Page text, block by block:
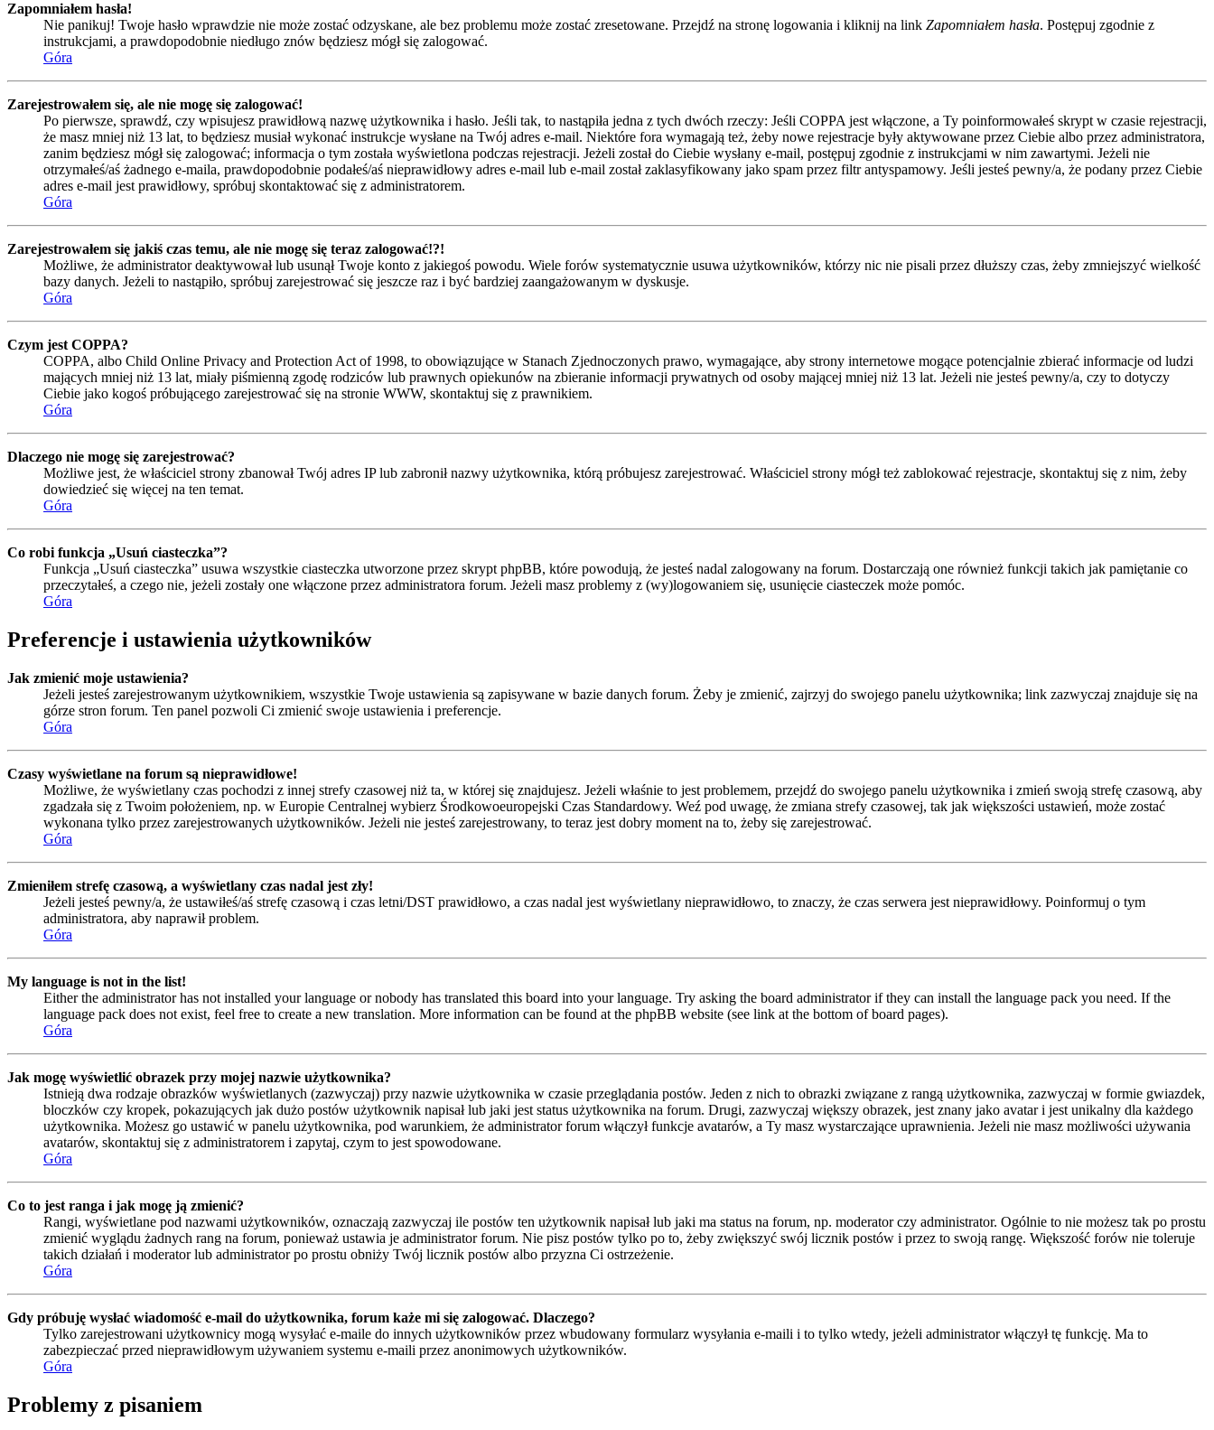
Zapomniałem hasła!
Nie panikuj! Twoje hasło wprawdzie nie może zostać odzyskane, ale bez problemu może zostać zresetowane. Przejdź na stronę logowania i kliknij na link Zapomniałem hasła. Postępuj zgodnie z
instrukcjami, a prawdopodobnie niedługo znów będziesz mógł się zalogować.
Góra
Zarejestrowałem się, ale nie mogę się zalogować!
Po pierwsze, sprawdź, czy wpisujesz prawidłową nazwę użytkownika i hasło. Jeśli tak, to nastąpiła jedna z tych dwóch rzeczy: Jeśli COPPA jest włączone, a Ty poinformowałeś skrypt w czasie rejestracji,
że masz mniej niż 13 lat, to będziesz musiał wykonać instrukcje wysłane na Twój adres e-mail. Niektóre fora wymagają też, żeby nowe rejestracje były aktywowane przez Ciebie albo przez administratora,
zanim będziesz mógł się zalogować; informacja o tym została wyświetlona podczas rejestracji. Jeżeli został do Ciebie wysłany e-mail, postępuj zgodnie z instrukcjami w nim zawartymi. Jeżeli nie
otrzymałeś/aś żadnego e-maila, prawdopodobnie podałeś/aś nieprawidłowy adres e-mail lub e-mail został zaklasyfikowany jako spam przez filtr antyspamowy. Jeśli jesteś pewny/a, że podany przez Ciebie
adres e-mail jest prawidłowy, spróbuj skontaktować się z administratorem.
Góra
Zarejestrowałem się jakiś czas temu, ale nie mogę się teraz zalogować!?!
Możliwe, że administrator deaktywował lub usunął Twoje konto z jakiegoś powodu. Wiele forów systematycznie usuwa użytkowników, którzy nic nie pisali przez dłuższy czas, żeby zmniejszyć wielkość
bazy danych. Jeżeli to nastąpiło, spróbuj zarejestrować się jeszcze raz i być bardziej zaangażowanym w dyskusje.
Góra
Czym jest COPPA?
COPPA, albo Child Online Privacy and Protection Act of 1998, to obowiązujące w Stanach Zjednoczonych prawo, wymagające, aby strony internetowe mogące potencjalnie zbierać informacje od ludzi
mających mniej niż 13 lat, miały piśmienną zgodę rodziców lub prawnych opiekunów na zbieranie informacji prywatnych od osoby mającej mniej niż 13 lat. Jeżeli nie jesteś pewny/a, czy to dotyczy
Ciebie jako kogoś próbującego zarejestrować się na stronie WWW, skontaktuj się z prawnikiem.
Góra
Dlaczego nie mogę się zarejestrować?
Możliwe jest, że właściciel strony zbanował Twój adres IP lub zabronił nazwy użytkownika, którą próbujesz zarejestrować. Właściciel strony mógł też zablokować rejestracje, skontaktuj się z nim, żeby
dowiedzieć się więcej na ten temat.
Góra
Co robi funkcja „Usuń ciasteczka”?
Funkcja „Usuń ciasteczka” usuwa wszystkie ciasteczka utworzone przez skrypt phpBB, które powodują, że jesteś nadal zalogowany na forum. Dostarczają one również funkcji takich jak pamiętanie co
przeczytałeś, a czego nie, jeżeli zostały one włączone przez administratora forum. Jeżeli masz problemy z (wy)logowaniem się, usunięcie ciasteczek może pomóc.
Góra
Preferencje i ustawienia użytkowników
Jak zmienić moje ustawienia?
Jeżeli jesteś zarejestrowanym użytkownikiem, wszystkie Twoje ustawienia są zapisywane w bazie danych forum. Żeby je zmienić, zajrzyj do swojego panelu użytkownika; link zazwyczaj znajduje się na
górze stron forum. Ten panel pozwoli Ci zmienić swoje ustawienia i preferencje.
Góra
Czasy wyświetlane na forum są nieprawidłowe!
Możliwe, że wyświetlany czas pochodzi z innej strefy czasowej niż ta, w której się znajdujesz. Jeżeli właśnie to jest problemem, przejdź do swojego panelu użytkownika i zmień swoją strefę czasową, aby
zgadzała się z Twoim położeniem, np. w Europie Centralnej wybierz Środkowoeuropejski Czas Standardowy. Weź pod uwagę, że zmiana strefy czasowej, tak jak większości ustawień, może zostać
wykonana tylko przez zarejestrowanych użytkowników. Jeżeli nie jesteś zarejestrowany, to teraz jest dobry moment na to, żeby się zarejestrować.
Góra
Zmieniłem strefę czasową, a wyświetlany czas nadal jest zły!
Jeżeli jesteś pewny/a, że ustawiłeś/aś strefę czasową i czas letni/DST prawidłowo, a czas nadal jest wyświetlany nieprawidłowo, to znaczy, że czas serwera jest nieprawidłowy. Poinformuj o tym
administratora, aby naprawił problem.
Góra
My language is not in the list!
Either the administrator has not installed your language or nobody has translated this board into your language. Try asking the board administrator if they can install the language pack you need. If the
language pack does not exist, feel free to create a new translation. More information can be found at the phpBB website (see link at the bottom of board pages).
Góra
Jak mogę wyświetlić obrazek przy mojej nazwie użytkownika?
Istnieją dwa rodzaje obrazków wyświetlanych (zazwyczaj) przy nazwie użytkownika w czasie przeglądania postów. Jeden z nich to obrazki związane z rangą użytkownika, zazwyczaj w formie gwiazdek,
bloczków czy kropek, pokazujących jak dużo postów użytkownik napisał lub jaki jest status użytkownika na forum. Drugi, zazwyczaj większy obrazek, jest znany jako avatar i jest unikalny dla każdego
użytkownika. Możesz go ustawić w panelu użytkownika, pod warunkiem, że administrator forum włączył funkcje avatarów, a Ty masz wystarczające uprawnienia. Jeżeli nie masz możliwości używania
avatarów, skontaktuj się z administratorem i zapytaj, czym to jest spowodowane.
Góra
Co to jest ranga i jak mogę ją zmienić?
Rangi, wyświetlane pod nazwami użytkowników, oznaczają zazwyczaj ile postów ten użytkownik napisał lub jaki ma status na forum, np. moderator czy administrator. Ogólnie to nie możesz tak po prostu
zmienić wyglądu żadnych rang na forum, ponieważ ustawia je administrator forum. Nie pisz postów tylko po to, żeby zwiększyć swój licznik postów i przez to swoją rangę. Większość forów nie toleruje
takich działań i moderator lub administrator po prostu obniży Twój licznik postów albo przyzna Ci ostrzeżenie.
Góra
Gdy próbuję wysłać wiadomość e-mail do użytkownika, forum każe mi się zalogować. Dlaczego?
Tylko zarejestrowani użytkownicy mogą wysyłać e-maile do innych użytkowników przez wbudowany formularz wysyłania e-maili i to tylko wtedy, jeżeli administrator włączył tę funkcję. Ma to
zabezpieczać przed nieprawidłowym używaniem systemu e-maili przez anonimowych użytkowników.
Góra
Problemy z pisaniem